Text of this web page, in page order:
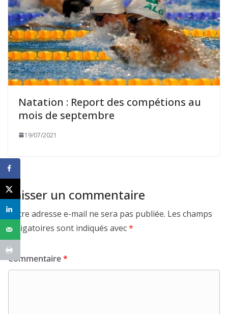
Natation : Report des compétions au
mois de septembre
19/07/2021
Laisser un commentaire
Votre adresse e-mail ne sera pas publiée. Les champs
obligatoires sont indiqués avec*
Commentaire*